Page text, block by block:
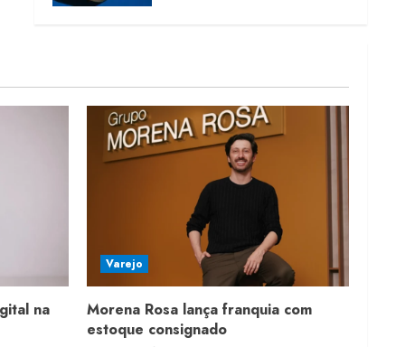
na
Varejo
Morena Rosa lança franquia com
estoque consignado